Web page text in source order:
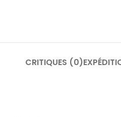
CRITIQUES (0)